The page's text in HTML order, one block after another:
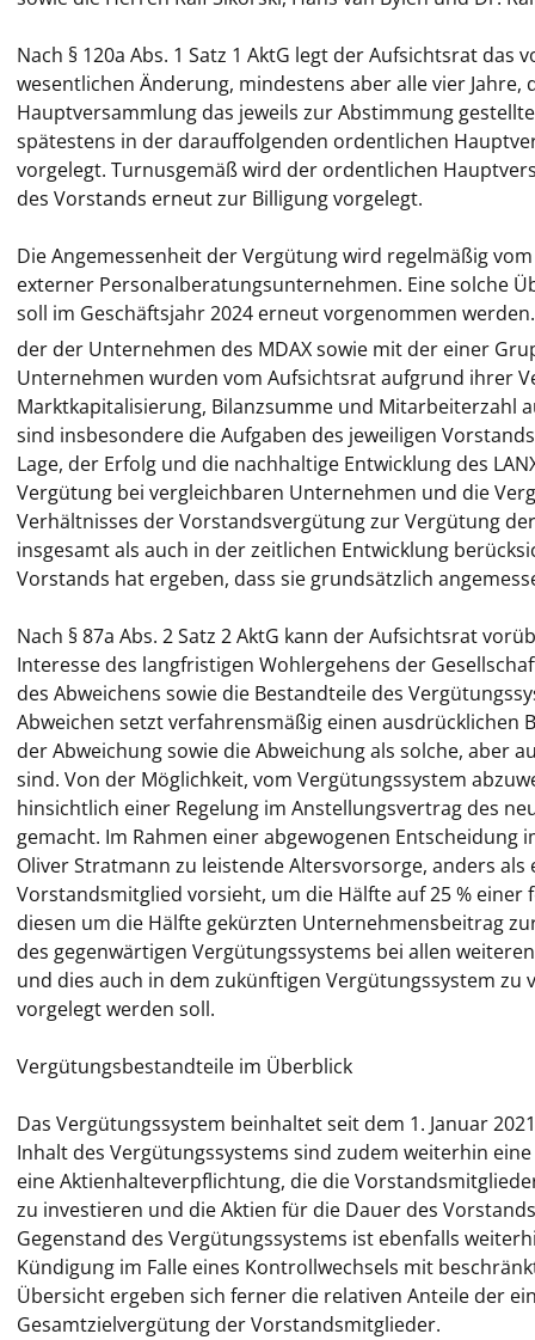
Nach § 120a Abs. 1 Satz 1 AktG legt der Aufsichtsrat
wesentlichen Änderung, mindestens aber alle vier
Hauptversammlung das jeweils zur Abstimmung
spätestens in der darauffolgenden ordentlichen
vorgelegt. Turnusgemäß wird der ordentlichen
des Vorstands erneut zur Billigung vorgelegt.
Die Angemessenheit der Vergütung wird regelmäßig
externer Personalberatungsunternehmen. Eine solche
soll im Geschäftsjahr 2024 erneut vorgenommen
der der Unternehmen des MDAX sowie mit der einer
Unternehmen wurden vom Aufsichtsrat aufgrund ihrer
Marktkapitalisierung, Bilanzsumme und Mitarbeiterzahl
sind insbesondere die Aufgaben des jeweiligen
Lage, der Erfolg und die nachhaltige Entwicklung des
Vergütung bei vergleichbaren Unternehmen und die
Verhältnisses der Vorstandsvergütung zur Vergütung
insgesamt als auch in der zeitlichen Entwicklung
Vorstands hat ergeben, dass sie grundsätzlich
Nach § 87a Abs. 2 Satz 2 AktG kann der Aufsichtsrat
Interesse des langfristigen Wohlergehens der
des Abweichens sowie die Bestandteile des
Abweichen setzt verfahrensmäßig einen ausdrücklichen
der Abweichung sowie die Abweichung als solche, aber
sind. Von der Möglichkeit, vom Vergütungssystem
hinsichtlich einer Regelung im Anstellungsvertrag des
gemacht. Im Rahmen einer abgewogenen Entscheidung
Oliver Stratmann zu leistende Altersvorsorge, anders
Vorstandsmitglied vorsieht, um die Hälfte auf 25 %
diesen um die Hälfte gekürzten Unternehmensbeitrag
des gegenwärtigen Vergütungssystems bei allen
und dies auch in dem zukünftigen Vergütungssystem
vorgelegt werden soll.
Vergütungsbestandteile im Überblick
Das Vergütungssystem beinhaltet seit dem 1. Januar
Inhalt des Vergütungssystems sind zudem weiterhin
eine Aktienhalteverpflichtung, die die
zu investieren und die Aktien für die Dauer des
Gegenstand des Vergütungssystems ist ebenfalls
Kündigung im Falle eines Kontrollwechsels mit
Übersicht ergeben sich ferner die relativen Anteile der
Gesamtzielvergütung der Vorstandsmitglieder.